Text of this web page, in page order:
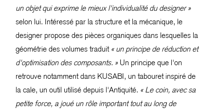
un objet qui exprime le mieux l'individualité du designer »
selon lui. Intéressé par la structure et la mécanique, le
designer propose des pièces organiques dans lesquelles la
géométrie des volumes traduit « un principe de réduction et
d'optimisation des composants. »Un principe que l'on
retrouve notamment dans KUSABI, un tabouret inspiré de
la cale, un outil utilisé depuis l'Antiquité. « Le coin, avec sa
petite force, a joué un rôle important tout au long de